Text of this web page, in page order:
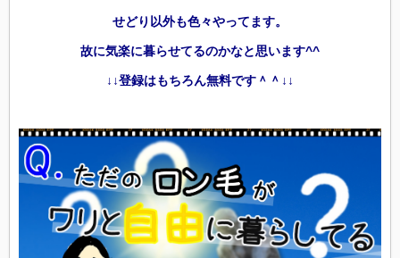
せどり以外も色々やってます。
故に気楽に暮らせてるのかなと思います^^
↓↓登録はもちろん無料です＾＾↓↓